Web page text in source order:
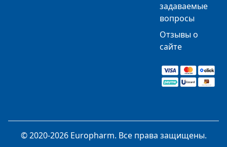
задаваемые
вопросы
Отзывы о
сайте
© 2020-2026 Europharm. Все права защищены.